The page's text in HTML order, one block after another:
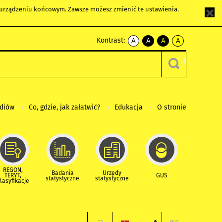
końcowym. Zawsze możesz zmienić te ustawienia.
Kontrast:
A
kontrast
A
kontrast
czarnym
A
kontrast
żółty
tekst
czarnym
A
kontrast
czarny
tekst
żółtym
Co, gdzie, jak załatwić? Edukacja O stronie
REGON,
TERYT, Badania
statystyczne
Urzędy
statystyczne GUS